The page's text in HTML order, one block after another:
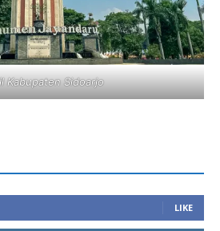
Kabupaten Sidoarjo
LIKE